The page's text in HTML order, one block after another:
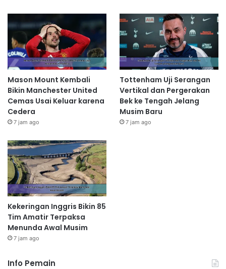
Mason Mount Kembali
Bikin Manchester United
Cemas Usai Keluar karena
Cedera
7 jam ago
Tottenham Uji Serangan
Vertikal dan Pergerakan
Bek ke Tengah Jelang
Musim Baru
7 jam ago
Kekeringan Inggris Bikin 85
Tim Amatir Terpaksa
Menunda Awal Musim
7 jam ago
Info Pemain